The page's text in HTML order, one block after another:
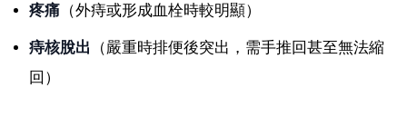
疼痛 （外痔或形成血栓時較明顯）
痔核脫出
（嚴重時排便後突出，需手推回甚至無法縮
回）